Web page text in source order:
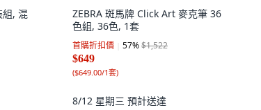
組, 混
ZEBRA 斑馬牌 Click Art 麥克筆 36
色組, 36色, 1套
首購折扣價 57%$1,522
$649
($649.00/1套)
8/12 星期三 預計送達